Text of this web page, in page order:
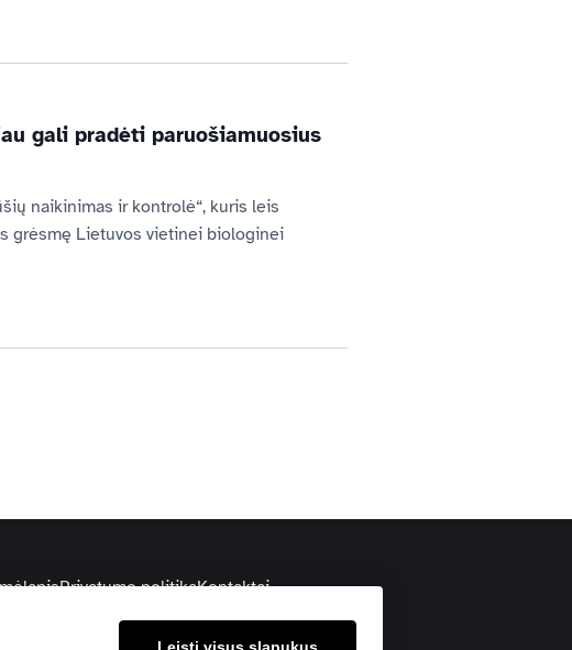
gali pradėti paruošiamuosius
naikinimas ir kontrolė“, kuris leis
grėsmę Lietuvos vietinei biologinei
Privatumo politikaKontaktai
Pranešti apie klaidą